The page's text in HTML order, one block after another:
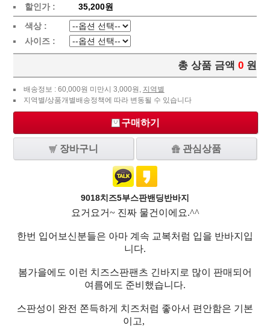
할인가 :
35,200원
색상 :
사이즈 :
총 상품 금액 0 원
배송정보 : 60,000원 미만시 3,000원, 지역별
지역별/상품개별배송정책에 따라 변동될 수 있습니다
구매하기
장바구니 관심상품
9018치즈5부스판밴딩반바지
요거요거~ 진짜 물건이에요.^^
한번 입어보신분들은 아마 계속 교복처럼 입을 반바지입
니다.
봄가을에도 이런 치즈스판팬츠 긴바지로 많이 판매되어
여름에도 준비했습니다.
스판성이 완전 쫀득하게 치즈처럼 좋아서 편안함은 기본
이고,